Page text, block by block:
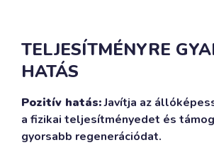
TELJESÍTMÉNYRE
HATÁS
Pozitív hatás:Javítja az
a fizikai teljesítményedet és
gyorsabb regenerációdat.